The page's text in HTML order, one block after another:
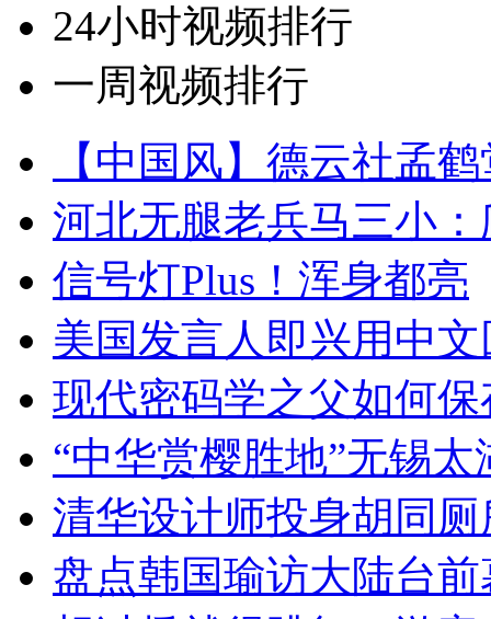
24小时视频排行
一周视频排行
【中国风】德云社孟
河北无腿老兵马三小
信号灯Plus！浑身都亮
美国发言人即兴用中
现代密码学之父如何
“中华赏樱胜地”无锡
清华设计师投身胡同
盘点韩国瑜访大陆台